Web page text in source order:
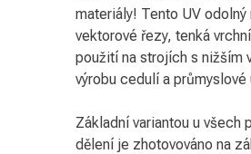
materiály! Tento UV
vektorové řezy, tenká
použití na strojích s nižším
výrobu cedulí a
Základní variantou u
dělení je zhotovováno na